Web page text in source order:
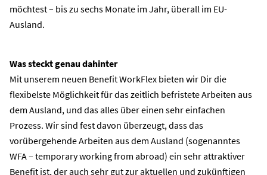
möchtest – bis zu sechs Monate im Jahr, überall im EU-
Ausland.
Was steckt genau dahinter
Mit unserem neuen BenefitWorkFlex bieten wir Dir die
flexibelste Möglichkeit für das zeitlich befristete Arbeiten aus
dem Ausland, und das alles über einen sehr einfachen
Prozess. Wir sind fest davon überzeugt, dass das
vorübergehende Arbeiten aus dem Ausland (sogenanntes
WFA – temporaryworkingfrom abroad) ein sehr attraktiver
Benefit ist, der auch sehr gut zur aktuellen und zukünftigen